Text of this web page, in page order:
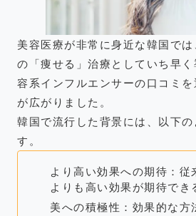
美容医療が非常に身近な韓国で
の「痩せる」治療としていち早
容系インフルエンサーの口コミ
が広がりました。
韓国で流行した背景には、以下
す。
より高い効果への期待：従
よりも高い効果が期待でき
美への積極性：効果的な方